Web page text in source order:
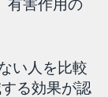
有害作用の
い人を比較
る効果が認